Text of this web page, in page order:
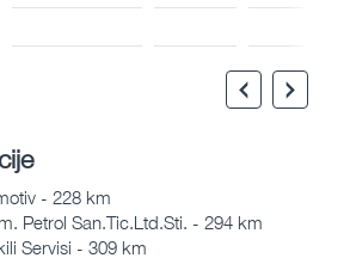
- 228 km
Petrol San.Tic.Ltd.Sti. - 294 km
Servisi - 309 km